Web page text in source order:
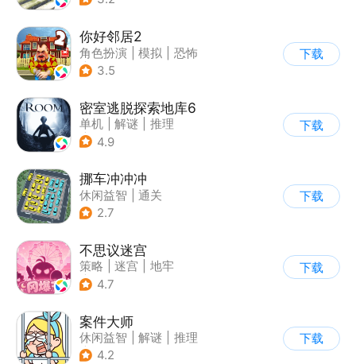
你好邻居2
角色扮演 模拟
恐怖
| 卡通
3.5
下载
密室逃脱探索地库6
单机 解谜
推理
| 欧美风
4.9
下载
挪车冲冲冲
休闲益智
通关
2.7
下载
不思议迷宫
策略 迷宫
地牢
| 史莱姆
4.7
下载
案件大师
休闲益智 解谜
推理
| 卡通
4.2
下载